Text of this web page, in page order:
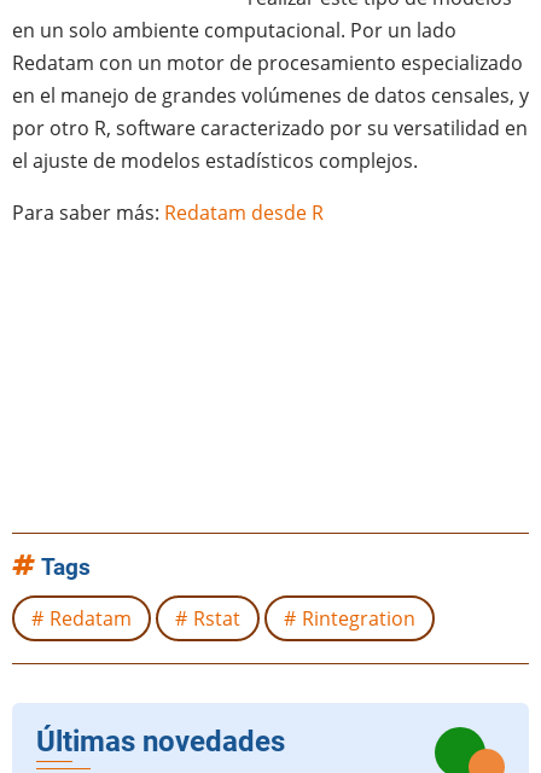
en un solo ambiente computacional. Por un lado
Redatam con un motor de procesamiento especializado
en el manejo de grandes volúmenes de datos censales, y
por otro R, software caracterizado por su versatilidad en
el ajuste de modelos estadísticos complejos.
Para saber más: Redatam desde R
Tags
Redatam Rstat Rintegration
Últimas novedades